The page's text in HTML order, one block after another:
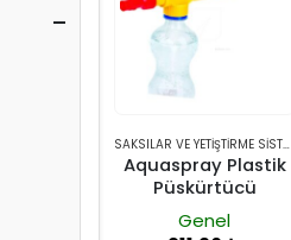
SAKSILAR VE YETIŞTIRME SISTEMLERI
Aquaspray Plastik
Püskürtücü
Genel